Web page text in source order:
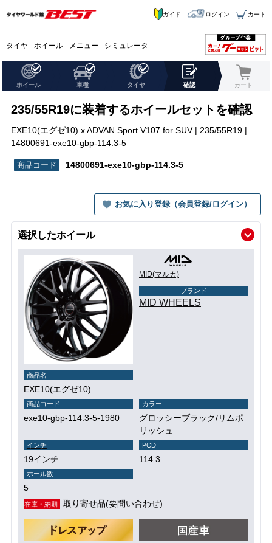
タイヤ ホイール メニュー シミュレータ
ガイド ログイン カート
ホイール 車種 タイヤ 確認 カート
235/55R19に装着するホイールセットを確認
EXE10(エグゼ10) x ADVAN Sport V107 for SUV | 235/55R19 |
14800691-exe10-gbp-114.3-5
14800691-exe10-gbp-114.3-5
お気に入り登録（会員登録/ログイン）
選択したホイール
MID(マルカ)
ブランド
MID WHEELS
商品名
EXE10(エグゼ10)
商品コード
exe10-gbp-114.3-5-1980
カラー
グロッシーブラック/リムポ
リッシュ
インチ
19インチ
PCD
114.3
ホール数
5
在庫・納期 取り寄せ品(要問い合わせ)